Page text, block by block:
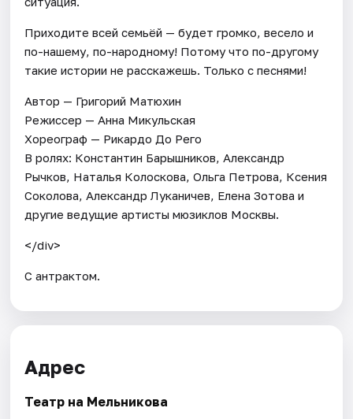
Приходите всей семьёй — будет громко, весело и
по-нашему, по-народному! Потому что по-другому
такие истории не расскажешь. Только с песнями!
Автор — Григорий Матюхин
Режиссер — Анна Микульская
Хореограф — Рикардо До Рего
В ролях: Константин Барышников, Александр
Рычков, Наталья Колоскова, Ольга Петрова, Ксения
Соколова, Александр Луканичев, Елена Зотова и
другие ведущие артисты мюзиклов Москвы.
</div>
С антрактом.
Адрес
Театр на Мельникова